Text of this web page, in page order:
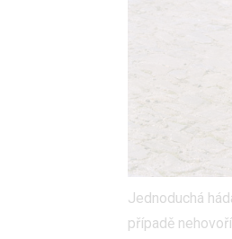
Jednoduchá
případě